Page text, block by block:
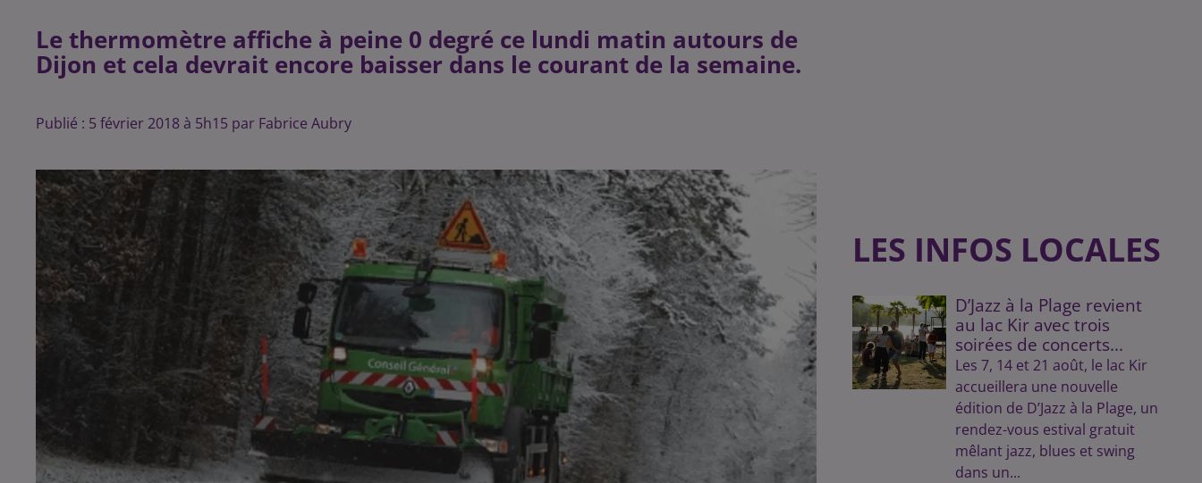
Le thermomètre affiche à peine 0 degré ce lundi matin autours de
Dijon et cela devrait encore baisser dans le courant de la semaine.
Publié : 5 février 2018 à 5h15 par Fabrice Aubry
LES INFOS LOCALES
D’Jazz à la Plage revient
au lac Kir avec trois
soirées de concerts...
Les 7, 14 et 21 août, le lac Kir
accueillera une nouvelle
édition de D’Jazz à la Plage, un
rendez-vous estival gratuit
mêlant jazz, blues et swing
dans un...